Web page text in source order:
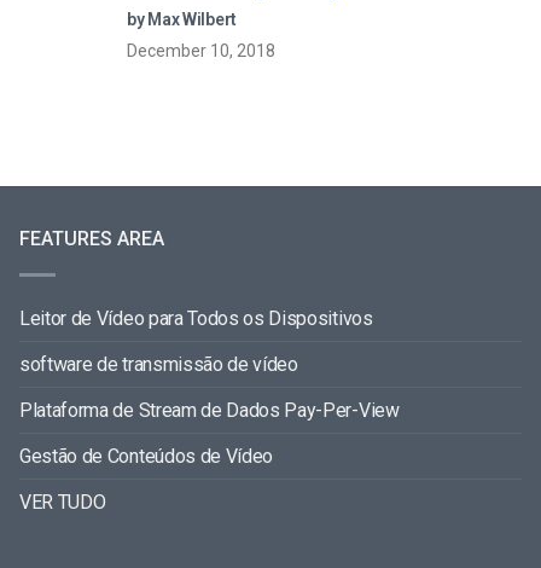
by Max Wilbert
December 10, 2018
FEATURES AREA
Leitor de Vídeo para Todos os Dispositivos
software de transmissão de vídeo
Plataforma de Stream de Dados Pay-Per-View
Gestão de Conteúdos de Vídeo
VER TUDO